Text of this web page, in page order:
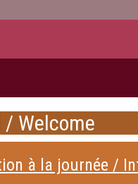
Welcome
à la journée /